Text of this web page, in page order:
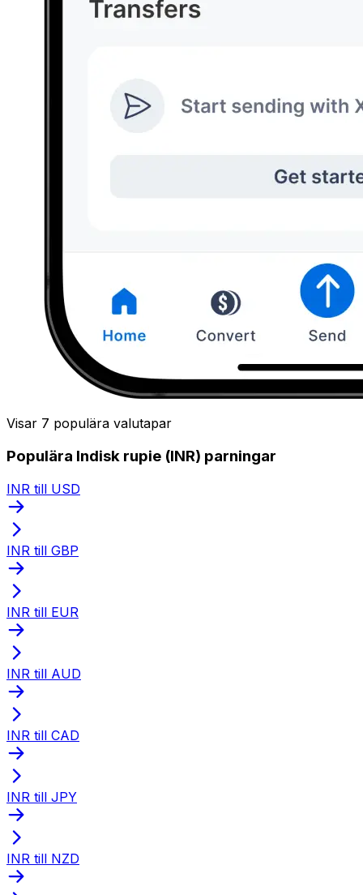
Visar 7 populära valutapar
Populära Indisk rupie (INR) parningar
INR till USD
INR till GBP
INR till EUR
INR till AUD
INR till CAD
INR till JPY
INR till NZD